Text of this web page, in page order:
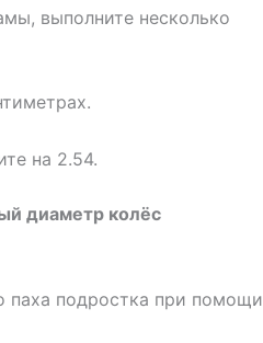
выполните несколько
на 2.54.
диаметр колёс
паха подростка при помощи